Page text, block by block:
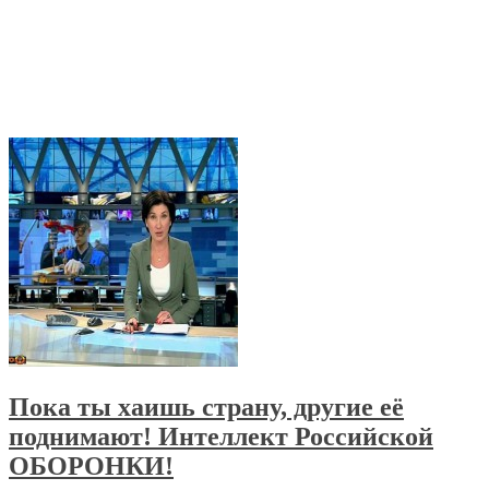
Пока ты хаишь страну, другие её
поднимают! Интеллект Российской
ОБОРОНКИ!